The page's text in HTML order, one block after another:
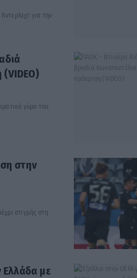
για την
γύρο του
στην
στιγμής στη
Ελλάδα με